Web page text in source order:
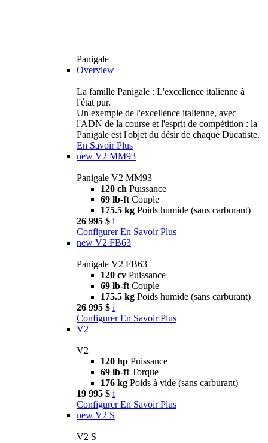
Panigale
Overview
La famille Panigale : L'excellence italienne à
l'état pur.
Un exemple de l'excellence italienne, avec
l'ADN de la course et l'esprit de compétition : la
Panigale est l'objet du désir de chaque Ducatiste.
En Savoir Plus
new V2 MM93
Panigale V2 MM93
120 ch Puissance
69 lb-ft Couple
175.5 kg Poids humide (sans carburant)
26 995 $ i
Configurer En Savoir Plus
new V2 FB63
Panigale V2 FB63
120 cv Puissance
69 lb-ft Couple
175.5 kg Poids humide (sans carburant)
26 995 $ i
Configurer En Savoir Plus
V2
V2
120 hp Puissance
69 lb-ft Torque
176 kg Poids à vide (sans carburant)
19 995 $ i
Configurer En Savoir Plus
new V2 S
V2 S